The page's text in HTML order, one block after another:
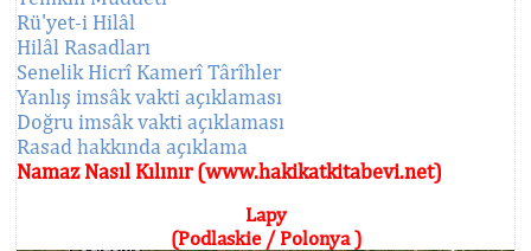
Rü'yet-i Hilâl
Hilâl Rasadları
Senelik Hicrî Kamerî Târîhler
Yanlış imsâk vakti açıklaması
Doğru imsâk vakti açıklaması
Rasad hakkında açıklama
Namaz Nasıl Kılınır (www.hakikatkitabevi.net)
Lapy
(Podlaskie / Polonya )